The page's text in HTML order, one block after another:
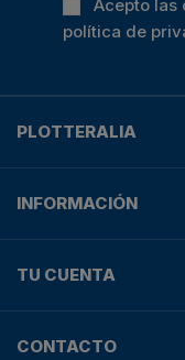
Acepto las
política de
PLOTTERALIA
INFORMACIÓN
TU CUENTA
CONTACTO